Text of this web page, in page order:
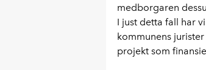
medborgaren
I just detta fall har
kommunens
projekt som